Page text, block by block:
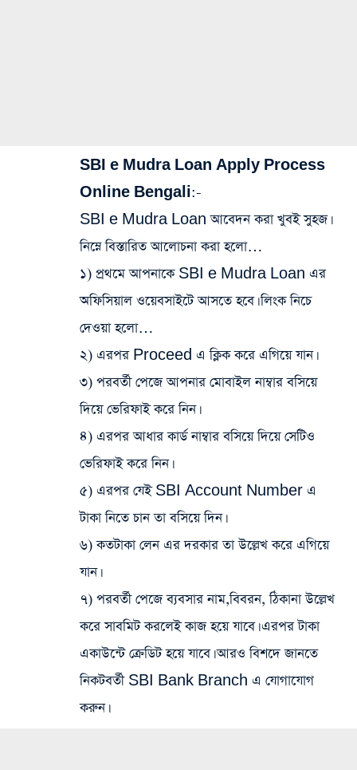
SBI e Mudra Loan Apply Process
Online Bengali:-
SBI e Mudra Loan আবেদন করা খুবই সুহজ।
নিম্নে বিস্তারিত আলোচনা করা হলো…
১) প্রথমে আপনাকে SBI e Mudra Loan এর
অফিসিয়াল ওয়েবসাইটে আসতে হবে। লিংক নিচে
দেওয়া হলো…
২) এরপর Proceed এ ক্লিক করে এগিয়ে যান।
৩) পরবর্তী পেজে আপনার মোবাইল নাম্বার বসিয়ে
দিয়ে ভেরিফাই করে নিন।
৪) এরপর আধার কার্ড নাম্বার বসিয়ে দিয়ে সেটিও
ভেরিফাই করে নিন।
৫) এরপর যেই SBI Account Number এ
টাকা নিতে চান তা বসিয়ে দিন।
৬) কতটাকা লেন এর দরকার তা উল্লেখ করে এগিয়ে
যান।
৭) পরবর্তী পেজে ব্যবসার নাম,বিবরন, ঠিকানা উল্লেখ
করে সাবমিট করলেই কাজ হয়ে যাবে। এরপর টাকা
একাউন্টে ক্রেডিট হয়ে যাবে। আরও বিশদে জানতে
নিকটবর্তী SBI Bank Branch এ যোগাযোগ
করুন।